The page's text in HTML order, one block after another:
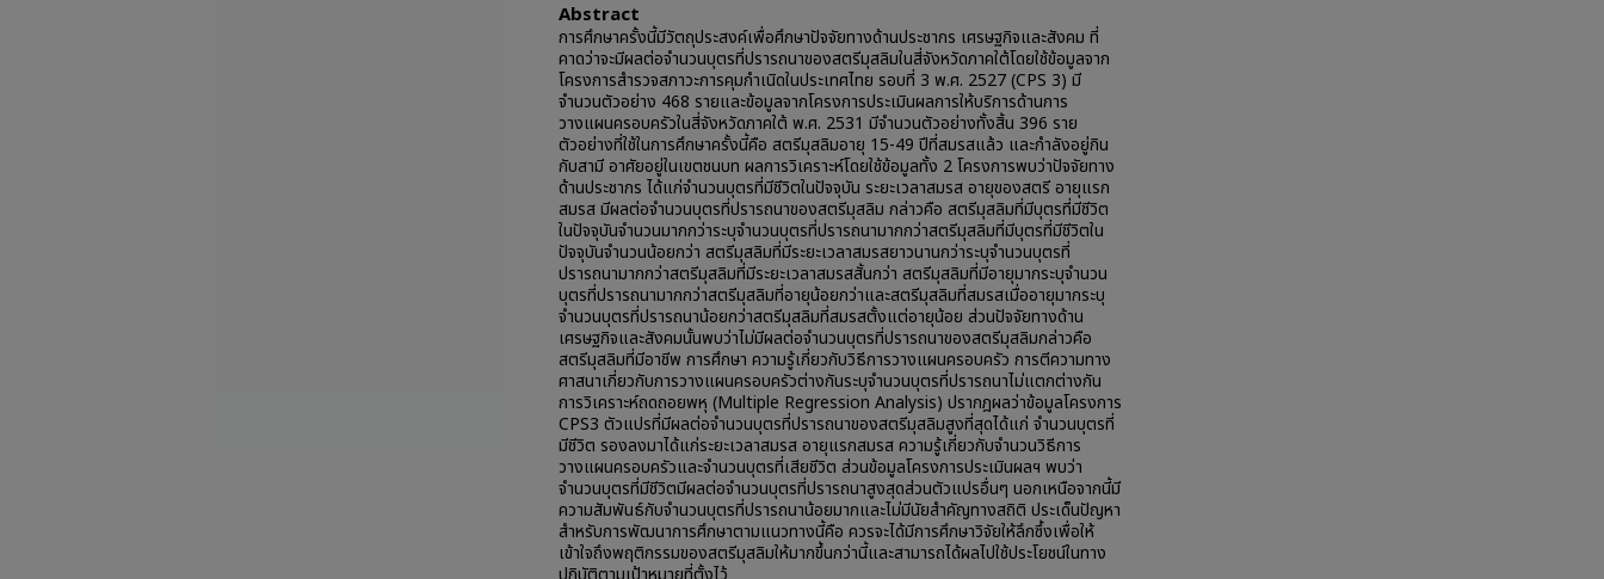
Abstract
การศึกษาครั้งนี้มีวัตถุประสงค์เพื่อศึกษาปัจจัยทางด้านประชากร เศรษฐกิจและสังคม ที่
คาดว่าจะมีผลต่อจำนวนบุตรที่ปรารถนาของสตรีมุสลิมในสี่จังหวัดภาคใต้โดยใช้ข้อมูลจาก
โครงการสำรวจสภาวะการคุมกำเนิดในประเทศไทย รอบที่ 3 พ.ศ. 2527 (CPS 3) มี
จำนวนตัวอย่าง 468 รายและข้อมูลจากโครงการประเมินผลการให้บริการด้านการ
วางแผนครอบครัวในสี่จังหวัดภาคใต้ พ.ศ. 2531 มีจำนวนตัวอย่างทั้งสิ้น 396 ราย
ตัวอย่างที่ใช้ในการศึกษาครั้งนี้คือ สตรีมุสลิมอายุ 15-49 ปีที่สมรสแล้ว และกำลังอยู่กิน
กับสามี อาศัยอยู่ในเขตชนบท ผลการวิเคราะห์โดยใช้ข้อมูลทั้ง 2 โครงการพบว่าปัจจัยทาง
ด้านประชากร ได้แก่จำนวนบุตรที่มีชีวิตในปัจจุบัน ระยะเวลาสมรส อายุของสตรี อายุแรก
สมรส มีผลต่อจำนวนบุตรที่ปรารถนาของสตรีมุสลิม กล่าวคือ สตรีมุสลิมที่มีบุตรที่มีชีวิต
ในปัจจุบันจำนวนมากกว่าระบุจำนวนบุตรที่ปรารถนามากกว่าสตรีมุสลิมที่มีบุตรที่มีชีวิตใน
ปัจจุบันจำนวนน้อยกว่า สตรีมุสลิมที่มีระยะเวลาสมรสยาวนานกว่าระบุจำนวนบุตรที่
ปรารถนามากกว่าสตรีมุสลิมที่มีระยะเวลาสมรสสั้นกว่า สตรีมุสลิมที่มีอายุมากระบุจำนวน
บุตรที่ปรารถนามากกว่าสตรีมุสลิมที่อายุน้อยกว่าและสตรีมุสลิมที่สมรสเมื่ออายุมากระบุ
จำนวนบุตรที่ปรารถนาน้อยกว่าสตรีมุสลิมที่สมรสตั้งแต่อายุน้อย ส่วนปัจจัยทางด้าน
เศรษฐกิจและสังคมนั้นพบว่าไม่มีผลต่อจำนวนบุตรที่ปรารถนาของสตรีมุสลิมกล่าวคือ
สตรีมุสลิมที่มีอาชีพ การศึกษา ความรู้เกี่ยวกับวิธีการวางแผนครอบครัว การตีความทาง
ศาสนาเกี่ยวกับการวางแผนครอบครัวต่างกันระบุจำนวนบุตรที่ปรารถนาไม่แตกต่างกัน
การวิเคราะห์ถดถอยพหุ (Multiple Regression Analysis) ปรากฎผลว่าข้อมูลโครงการ
CPS3 ตัวแปรที่มีผลต่อจำนวนบุตรที่ปรารถนาของสตรีมุสลิมสูงที่สุดได้แก่ จำนวนบุตรที่
มีชีวิต รองลงมาได้แก่ระยะเวลาสมรส อายุแรกสมรส ความรู้เกี่ยวกับจำนวนวิธีการ
วางแผนครอบครัวและจำนวนบุตรที่เสียชีวิต ส่วนข้อมูลโครงการประเมินผลฯ พบว่า
จำนวนบุตรที่มีชีวิตมีผลต่อจำนวนบุตรที่ปรารถนาสูงสุดส่วนตัวแปรอื่นๆ นอกเหนือจากนี้มี
ความสัมพันธ์กับจำนวนบุตรที่ปรารถนาน้อยมากและไม่มีนัยสำคัญทางสถิติ ประเด็นปัญหา
สำหรับการพัฒนาการศึกษาตามแนวทางนี้คือ ควรจะได้มีการศึกษาวิจัยให้ลึกซึ้งเพื่อให้
เข้าใจถึงพฤติกรรมของสตรีมุสลิมให้มากขึ้นกว่านี้และสามารถได้ผลไปใช้ประโยชน์ในทาง